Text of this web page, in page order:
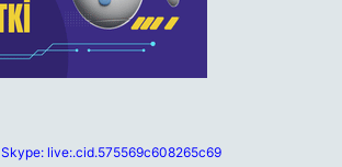
Skype: live:.cid.575569c608265c69